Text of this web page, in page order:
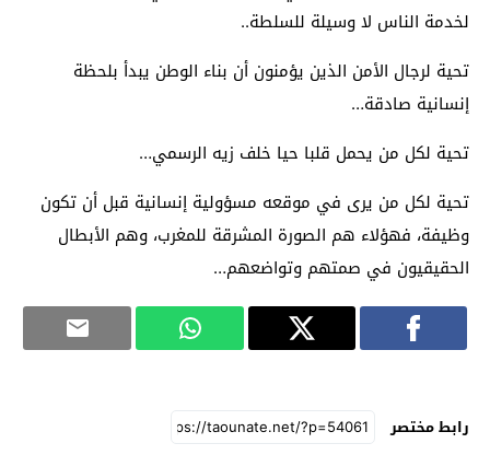
لخدمة الناس لا وسيلة للسلطة..
تحية لرجال الأمن الذين يؤمنون أن بناء الوطن يبدأ بلحظة
إنسانية صادقة…
تحية لكل من يحمل قلبا حيا خلف زيه الرسمي…
تحية لكل من يرى في موقعه مسؤولية إنسانية قبل أن تكون
وظيفة، فهؤلاء هم الصورة المشرقة للمغرب، وهم الأبطال
الحقيقيون في صمتهم وتواضعهم…
رابط مختصر